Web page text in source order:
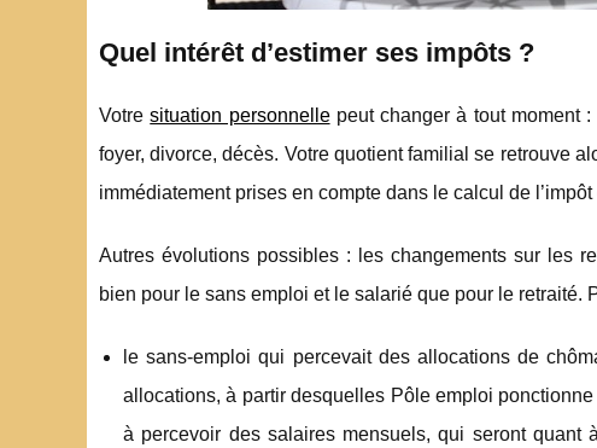
Quel intérêt d’estimer ses impôts ?
Votresituation personnellepeut changer à tout moment :
foyer, divorce, décès. Votre quotient familial se retrouve
immédiatement prises en compte dans le calcul de
Autres évolutions possibles : les changements sur les
bien pour le sans emploi et le salarié que pour le
le sans-emploi qui percevait des allocations de
allocations, à partir desquelles Pôle emploi
à percevoir des salaires mensuels, qui seront